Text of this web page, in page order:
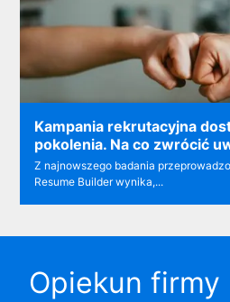
Kampania rekrutacyjna
pokolenia. Na co zwrócić
Z najnowszego badania
Resume Builder wynika,...
Opiekun firmy